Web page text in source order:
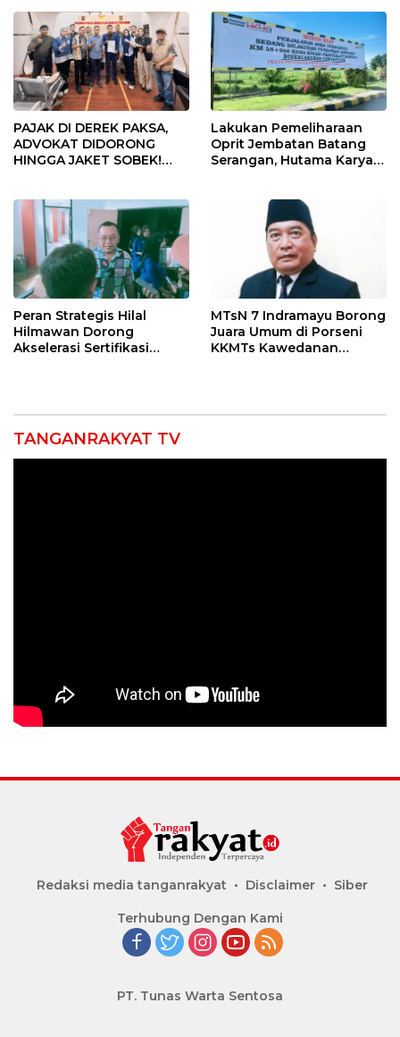
PAJAK DI DEREK PAKSA,
ADVOKAT DIDORONG
HINGGA JAKET SOBEK!
Pekanbaru!
Lakukan Pemeliharaan
Oprit Jembatan Batang
Serangan, Hutama Karya
Peran Strategis Hilal
Hilmawan Dorong
Akselerasi Sertifikasi
MTsN 7 Indramayu Borong
Juara Umum di Porseni
KKMTs Kawedanan
TANGANRAKYAT TV
Redaksi media tanganrakyat Disclaimer Siber
Terhubung Dengan Kami
PT. Tunas Warta Sentosa